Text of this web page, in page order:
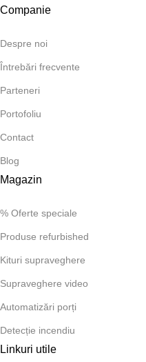
Companie
Despre noi
Întrebări frecvente
Parteneri
Portofoliu
Contact
Blog
Magazin
% Oferte speciale
Produse refurbished
Kituri supraveghere
Supraveghere video
Automatizări porți
Detecție incendiu
Linkuri utile